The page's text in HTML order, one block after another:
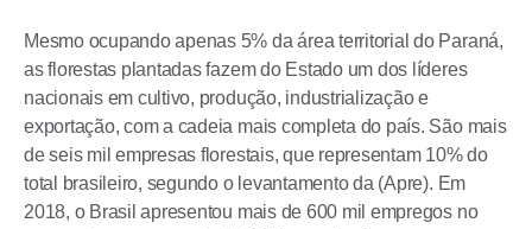
Mesmo ocupando apenas 5% da área territorial do Paraná,
as florestas plantadas fazem do Estado um dos líderes
nacionais em cultivo, produção, industrialização e
exportação, com a cadeia mais completa do país. São mais
de seis mil empresas florestais, que representam 10% do
total brasileiro, segundo o levantamento da (Apre). Em
2018, o Brasil apresentou mais de 600 mil empregos no